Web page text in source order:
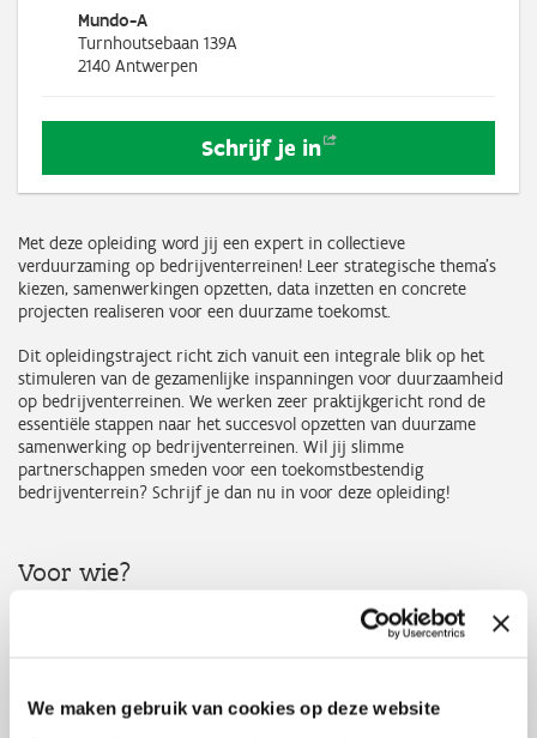
We maken gebruik van cookies op deze website
Mundo-A
Turnhoutsebaan 139A
2140 Antwerpen
Schrijf je in
Met deze opleiding word jij een expert in collectieve
verduurzaming op bedrijventerreinen! Leer strategische thema’s
kiezen, samenwerkingen opzetten, data inzetten en concrete
projecten realiseren voor een duurzame toekomst.
Dit opleidingstraject richt zich vanuit een integrale blik op het
stimuleren van de gezamenlijke inspanningen voor duurzaamheid
op bedrijventerreinen. We werken zeer praktijkgericht rond de
essentiële stappen naar het succesvol opzetten van duurzame
samenwerking op bedrijventerreinen. Wil jij slimme
partnerschappen smeden voor een toekomstbestendig
bedrijventerrein? Schrijf je dan nu in voor deze opleiding!
Voor wie?
Voor iedereen die samenwerking op bedrijventerreinen wil
vormgeven, ongeacht de invalshoek – of je nu uit de private of
te zetten, bedrijventerreinverenigingen, nutsbedrijven,